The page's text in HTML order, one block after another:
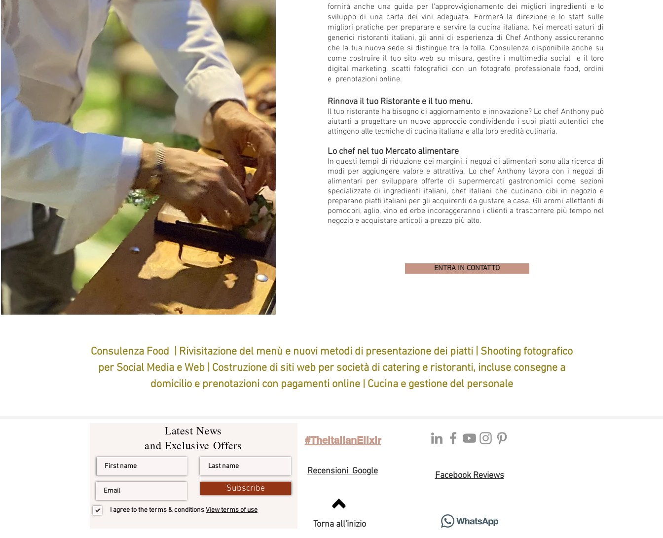
fornirà anche una guida per l'approvvigionamento dei migliori ingredienti e lo
sviluppo di una carta dei vini adeguata. Formerà la direzione e lo staff sulle
migliori pratiche per preparare e servire la cucina italiana. Nei mercati saturi di
generici ristoranti italiani, gli anni di esperienza di Chef Anthony assicureranno
che la tua nuova sede si distingue tra la folla. Consulenza disponibile anche su
come costruire il tuo sito web su misura, gestire i multimedia social e il loro
digital marketing, scatti fotografici con un fotografo professionale food, ordini
e prenotazioni online.
Rinnova il tuo Ristorante e il tuo menu.
Il tuo ristorante ha bisogno di aggiornamento e innovazione? Lo chef Anthony può
aiutarti a progettare un nuovo approccio condividendo i suoi piatti autentici che
attingono alle tecniche di cucina italiana e alla loro eredità culinaria.
Lo chef nel tuo Mercato alimentare
In questi tempi di riduzione dei margini, i negozi di alimentari sono alla ricerca di
modi per aggiungere valore e attrattiva. Lo chef Anthony lavora con i negozi di
alimentari per sviluppare offerte di supermercati gastronomici come sezioni
specializzate di ingredienti italiani, chef italiani che cucinano cibi in negozio e
preparano piatti italiani per gli acquirenti da gustare a casa. Gli aromi allettanti di
pomodori, aglio, vino ed erbe incoraggeranno i clienti a trascorrere più tempo nel
negozio e acquistare articoli a prezzo più alto.
ENTRA IN CONTATTO
Consulenza Food | Rivisitazione del menù e nuovi metodi di presentazione dei piatti | Shooting fotografico
per Social Media e Web | Costruzione di siti web per società di catering e ristoranti, incluse consegne a
domicilio e prenotazioni con pagamenti online | Cucina e gestione del personale
Latest News
and Exclusive Offers
Subscribe
I agree to the terms & conditionsView terms of use
#TheItalianElixir
Recensioni Google
Torna all'inizio
Facebook Reviews